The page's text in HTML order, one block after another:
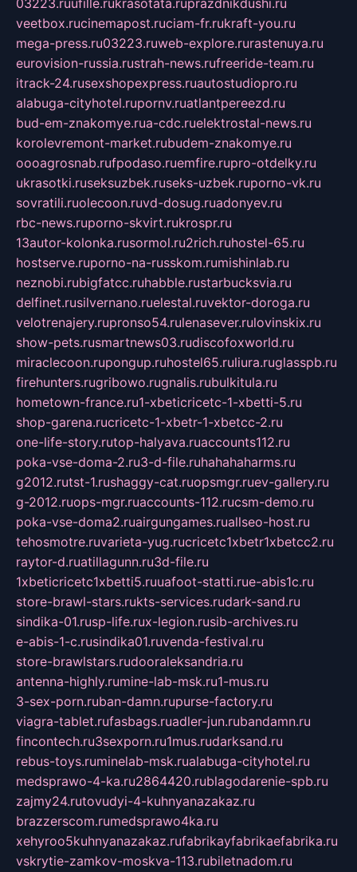
03223.ruufille.rukrasotata.ruprazdnikdushi.ru
veetbox.rucinemapost.ruciam-fr.rukraft-you.ru
mega-press.ru03223.ruweb-explore.rurastenuya.ru
eurovision-russia.rustrah-news.rufreeride-team.ru
itrack-24.rusexshopexpress.ruautostudiopro.ru
alabuga-cityhotel.rupornv.ruatlantpereezd.ru
bud-em-znakomye.rua-cdc.ruelektrostal-news.ru
korolevremont-market.rubudem-znakomye.ru
oooagrosnab.rufpodaso.ruemfire.rupro-otdelky.ru
ukrasotki.ruseksuzbek.ruseks-uzbek.ruporno-vk.ru
sovratili.ruolecoon.ruvd-dosug.ruadonyev.ru
rbc-news.ruporno-skvirt.rukrospr.ru
13autor-kolonka.rusormol.ru2rich.ruhostel-65.ru
hostserve.ruporno-na-russkom.rumishinlab.ru
neznobi.rubigfatcc.ruhabble.rustarbucksvia.ru
delfinet.rusilvernano.ruelestal.ruvektor-doroga.ru
velotrenajery.rupronso54.rulenasever.rulovinskix.ru
show-pets.rusmartnews03.rudiscofoxworld.ru
miraclecoon.rupongup.ruhostel65.ruliura.ruglasspb.ru
firehunters.rugribowo.rugnalis.rubulkitula.ru
hometown-france.ru1-xbeticricetc-1-xbetti-5.ru
shop-garena.rucricetc-1-xbetr-1-xbetcc-2.ru
one-life-story.rutop-halyava.ruaccounts112.ru
poka-vse-doma-2.ru3-d-file.ruhahahaharms.ru
g2012.rutst-1.rushaggy-cat.ruopsmgr.ruev-gallery.ru
g-2012.ruops-mgr.ruaccounts-112.rucsm-demo.ru
poka-vse-doma2.ruairgungames.ruallseo-host.ru
tehosmotre.ruvarieta-yug.rucricetc1xbetr1xbetcc2.ru
raytor-d.ruatillagunn.ru3d-file.ru
1xbeticricetc1xbetti5.ruuafoot-statti.rue-abis1c.ru
store-brawl-stars.rukts-services.rudark-sand.ru
sindika-01.rusp-life.rux-legion.rusib-archives.ru
e-abis-1-c.rusindika01.ruvenda-festival.ru
store-brawlstars.rudooraleksandria.ru
antenna-highly.rumine-lab-msk.ru1-mus.ru
3-sex-porn.ruban-damn.rupurse-factory.ru
viagra-tablet.rufasbags.ruadler-jun.rubandamn.ru
fincontech.ru3sexporn.ru1mus.rudarksand.ru
rebus-toys.ruminelab-msk.rualabuga-cityhotel.ru
medsprawo-4-ka.ru2864420.rublagodarenie-spb.ru
zajmy24.rutovudyi-4-kuhnyanazakaz.ru
brazzerscom.rumedsprawo4ka.ru
xehyroo5kuhnyanazakaz.rufabrikayfabrikaefabrika.ru
vskrytie-zamkov-moskva-113.rubiletnadom.ru